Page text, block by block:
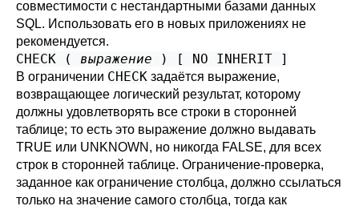
совместимости с нестандартными базами данных
SQL. Использовать его в новых приложениях не
рекомендуется.
CHECK ( выражение ) [ NO INHERIT ]
В ограничении CHECK задаётся выражение,
возвращающее логический результат, которому
должны удовлетворять все строки в сторонней
таблице; то есть это выражение должно выдавать
TRUE или UNKNOWN, но никогда FALSE, для всех
строк в сторонней таблице. Ограничение-проверка,
заданное как ограничение столбца, должно ссылаться
только на значение самого столбца, тогда как